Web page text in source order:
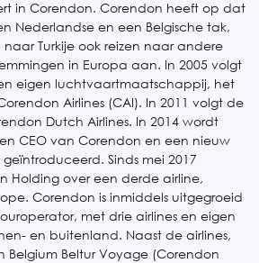
in Corendon. Corendon heeft op dat
Nederlandse en een Belgische tak,
Turkije ook reizen naar andere
in Europa aan. In 2005 volgt
eigen luchtvaartmaatschappij, het
Airlines (CAI). In 2011 volgt de
Dutch Airlines. In 2014 wordt
CEO van Corendon en een nieuw
geïntroduceerd. Sinds mei 2017
Holding over een derde airline,
Corendon is inmiddels uitgegroeid
met drie airlines en eigen
en buitenland. Naast de airlines,
Belgium Beltur Voyage (Corendon